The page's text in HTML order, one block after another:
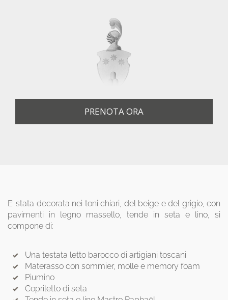
PRENOTA ORA
E’ stata decorata nei toni chiari, del beige e del grigio, con
pavimenti in legno massello, tende in seta e lino, si
compone di:
Una testata letto barocco di artigiani toscani
Materasso con sommier, molle e memory foam
Piumino
Copriletto di seta